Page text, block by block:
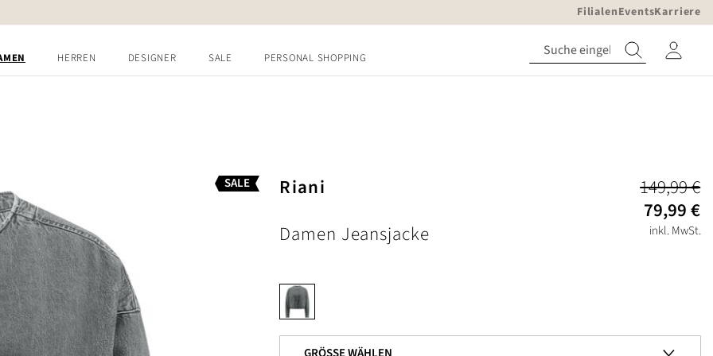
FilialenEventsKarriere
HERREN DESIGNER SALE PERSONAL SHOPPING
SALE
Riani
Damen Jeansjacke
149,99 €
79,99 €
inkl. MwSt.